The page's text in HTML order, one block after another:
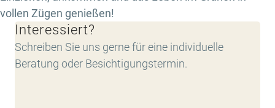
vollen Zügen genießen!
Interessiert?
Schreiben Sie uns gerne für eine individuelle
Beratung oder Besichtigungstermin.